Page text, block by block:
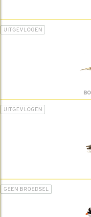
UITGEVLOGEN
UITGEVLOGEN
GEEN BROEDSEL